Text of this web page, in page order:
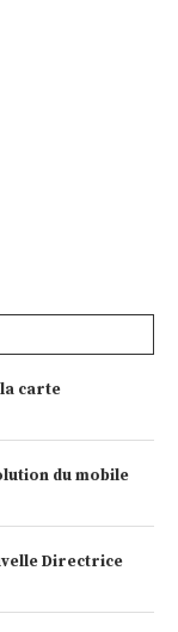
carte
du mobile
Directrice